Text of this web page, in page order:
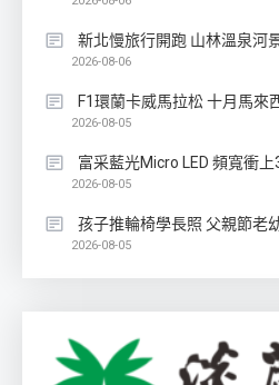
新北慢旅行開跑 山林溫泉河
2026-08-06
F1環蘭卡威馬拉松 十月馬來
2026-08-05
富采藍光Micro LED 頻寬衝上
2026-08-05
孩子推輪椅學長照 父親節老
2026-08-05